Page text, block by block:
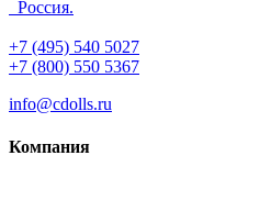
Россия.
+7 (495) 540 5027
+7 (800) 550 5367
info@cdolls.ru
Компания